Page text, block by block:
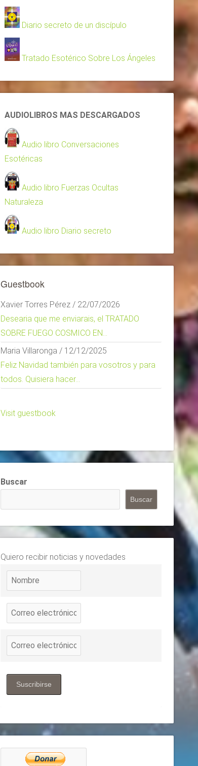
Diario secreto de un discípulo
Tratado Esotérico Sobre Los Ángeles
AUDIOLIBROS MAS DESCARGADOS
Audio libro Conversaciones
Esotéricas
Audio libro Fuerzas Ocultas
Naturaleza
Audio libro Diario secreto
Guestbook
Xavier Torres Pérez / 22/07/2026
Desearia que me enviarais, el TRATADO
SOBRE FUEGO COSMICO EN...
Maria Villaronga / 12/12/2025
Feliz Navidad también para vosotros y para
todos. Quisiera hacer...
Visit guestbook
Buscar
Buscar
Quiero recibir noticias y novedades
Suscribirse